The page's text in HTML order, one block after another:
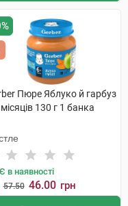
Пюре Яблуко й гарбуз
130 г 1 банка
Є в наявності
57.50 46.00 грн